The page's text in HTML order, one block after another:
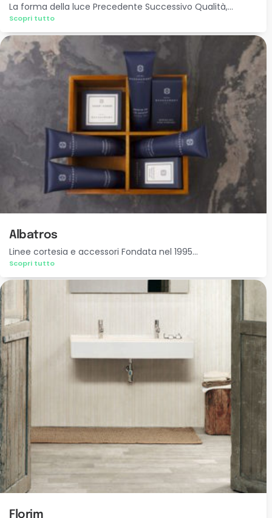
La forma della luce Precedente Successivo Qualità,...
Scopri tutto
Albatros
Linee cortesia e accessori Fondata nel 1995...
Scopri tutto
Florim